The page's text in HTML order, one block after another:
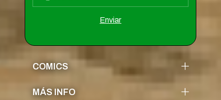
COMICS
MÁS INFO